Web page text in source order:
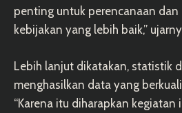
penting untuk perencanaan
kebijakan yang lebih baik,”
Lebih lanjut dikatakan, statistik
menghasilkan data yang
“Karena itu diharapkan